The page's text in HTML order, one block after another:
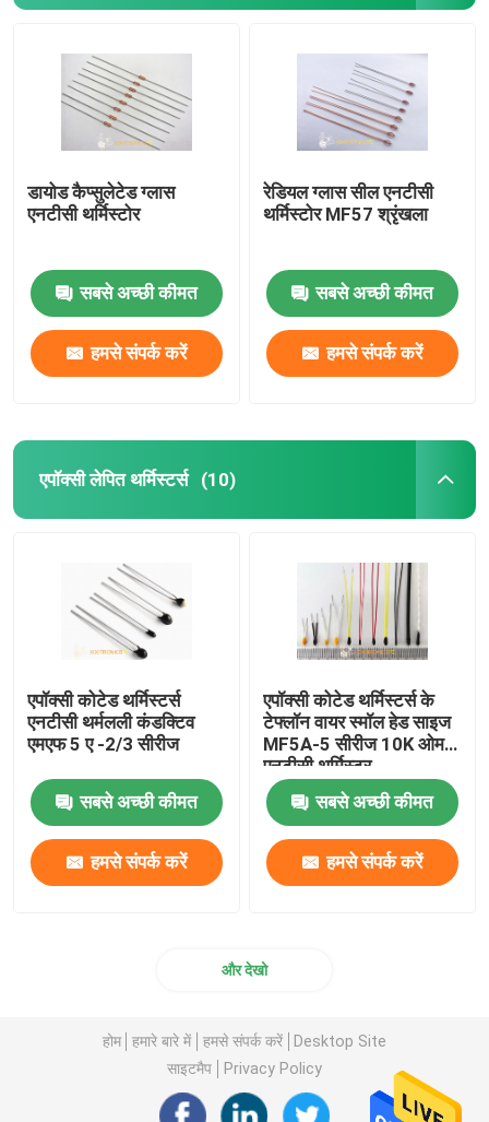
डायोड कैप्सुलेटेड ग्लास
एनटीसी थर्मिस्टोर
सबसे अच्छी कीमत
हमसे संपर्क करें
रेडियल ग्लास सील एनटीसी
थर्मिस्टोर MF57 श्रृंखला
सबसे अच्छी कीमत
हमसे संपर्क करें
एपॉक्सी लेपित थर्मिस्टर्स (10)
एपॉक्सी कोटेड थर्मिस्टर्स
एनटीसी थर्मलली कंडक्टिव
एमएफ 5 ए -2/3 सीरीज
सबसे अच्छी कीमत
हमसे संपर्क करें
एपॉक्सी कोटेड थर्मिस्टर्स के
टेफ्लॉन वायर स्मॉल हेड साइज
MF5A-5 सीरीज 10K ओम
एनटीसी थर्मिस्टर
सबसे अच्छी कीमत
हमसे संपर्क करें
और देखो
होम हमारे बारे में हमसे संपर्क करें
Desktop Site
साइटमैप
Privacy Policy